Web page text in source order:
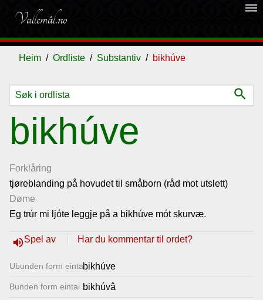
Vallemål.no
dehaze
Heim Ordliste Substantiv bikhúve
search
bikhúve
Forklåring
tjøreblanding på hovudet til småborn (råd mot utslett)
Døme
Eg trúr mi ljóte leggje på a bikhúve mót skurvæ.
volume_upSpel av Har du kommentar til ordet?
Ubunden form eintalbikhúve
Bunden form eintal bikhúvâ
Ordliste
Om
vallemålet
Gjestebok
Nyhende
Lenkjer